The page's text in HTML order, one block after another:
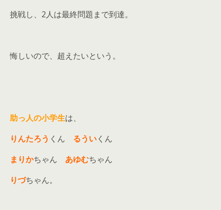
挑戦し、2人は最終問題まで到達。
悔しいので、超えたいという。
助っ人の小学生は、
りんたろう くん るういくん
まりかちゃん あゆむちゃん
りづちゃん。